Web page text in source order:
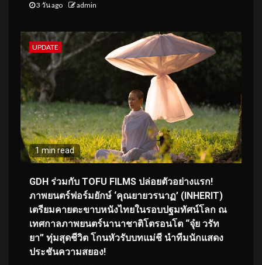
3 วัน ago admin
UPDATE
1 min read
GDH ร่วมกับ TOFU FILMS ปล่อยตัวอย่างแรก!
ภาพยนตร์ฟอร์มยักษ์ ‘คุณยายวรนาฏ’ (INHERIT)
เตรียมคายตะขาบหนังไทยในรอบปฐมทัศน์โลก ณ
เทศกาลภาพยนตร์นานาชาติโตรอนโต “จุ๋ย วรัท
ยา” ทุ่มสุดชีวิต โกนหัวรับบทแม่ชี นำทีมนักแสดง
ประชันความสยอง!